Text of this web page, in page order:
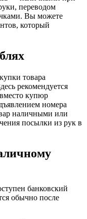
переводом
Вы можете
который
товара
рекомендуется
купюр
номера
наличными или
посылки из рук в
банковский
обычно после